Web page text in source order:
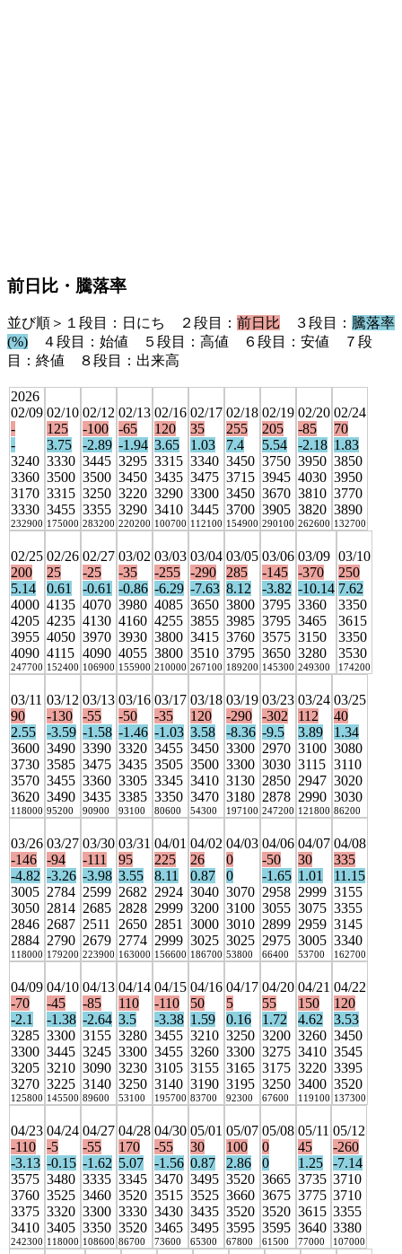
前日比・騰落率
並び順＞１段目：日にち ２段目： 前日比 ３段目： 騰落率
(%) ４段目：始値 ５段目：高値 ６段目：安値 ７段
目：終値 ８段目：出来高
2026
02/09
-
-
3240
3360
3170
3330
232900
02/10
125
3.75
3330
3500
3315
3455
175000
02/12
-100
-2.89
3445
3500
3250
3355
283200
02/13
-65
-1.94
3295
3450
3220
3290
220200
02/16
120
3.65
3315
3435
3290
3410
100700
02/17
35
1.03
3340
3475
3300
3445
112100
02/18
255
7.4
3450
3715
3450
3700
154900
02/19
205
5.54
3750
3945
3670
3905
290100
02/20
-85
-2.18
3950
4030
3810
3820
262600
02/24
70
1.83
3850
3950
3770
3890
132700
02/25
200
5.14
4000
4205
3955
4090
247700
02/26
25
0.61
4135
4235
4050
4115
152400
02/27
-25
-0.61
4070
4130
3970
4090
106900
03/02
-35
-0.86
3980
4160
3930
4055
155900
03/03
-255
-6.29
4085
4255
3800
3800
210000
03/04
-290
-7.63
3650
3855
3415
3510
267100
03/05
285
8.12
3800
3985
3760
3795
189200
03/06
-145
-3.82
3795
3795
3575
3650
145300
03/09
-370
-10.14
3360
3465
3150
3280
249300
03/10
250
7.62
3350
3615
3350
3530
174200
03/11
90
2.55
3600
3730
3570
3620
118000
03/12
-130
-3.59
3490
3585
3455
3490
95200
03/13
-55
-1.58
3390
3475
3360
3435
90900
03/16
-50
-1.46
3320
3435
3305
3385
93100
03/17
-35
-1.03
3455
3505
3345
3350
80600
03/18
120
3.58
3450
3500
3410
3470
54300
03/19
-290
-8.36
3300
3300
3130
3180
197100
03/23
-302
-9.5
2970
3030
2850
2878
247200
03/24
112
3.89
3100
3115
2947
2990
121800
03/25
40
1.34
3080
3110
3020
3030
86200
03/26
-146
-4.82
3005
3050
2846
2884
118000
03/27
-94
-3.26
2784
2814
2687
2790
179200
03/30
-111
-3.98
2599
2685
2511
2679
223900
03/31
95
3.55
2682
2828
2650
2774
163000
04/01
225
8.11
2924
2999
2851
2999
156600
04/02
26
0.87
3040
3200
3000
3025
186700
04/03
0
0
3070
3100
3010
3025
53800
04/06
-50
-1.65
2958
3055
2899
2975
66400
04/07
30
1.01
2999
3075
2959
3005
53700
04/08
335
11.15
3155
3355
3145
3340
162700
04/09
-70
-2.1
3285
3300
3205
3270
125800
04/10
-45
-1.38
3300
3445
3210
3225
145500
04/13
-85
-2.64
3155
3245
3090
3140
89600
04/14
110
3.5
3280
3300
3230
3250
53100
04/15
-110
-3.38
3455
3455
3105
3140
195700
04/16
50
1.59
3210
3260
3155
3190
83700
04/17
5
0.16
3250
3300
3165
3195
92300
04/20
55
1.72
3200
3275
3175
3250
67600
04/21
150
4.62
3260
3410
3220
3400
119100
04/22
120
3.53
3450
3545
3395
3520
137300
04/23
-110
-3.13
3575
3760
3375
3410
242300
04/24
-5
-0.15
3480
3525
3320
3405
118000
04/27
-55
-1.62
3335
3460
3300
3350
108600
04/28
170
5.07
3345
3520
3330
3520
86700
04/30
-55
-1.56
3470
3515
3430
3465
73600
05/01
30
0.87
3495
3525
3435
3495
65300
05/07
100
2.86
3520
3660
3520
3595
67800
05/08
0
0
3665
3675
3520
3595
61500
05/11
45
1.25
3735
3775
3615
3640
77000
05/12
-260
-7.14
3710
3710
3355
3380
107000